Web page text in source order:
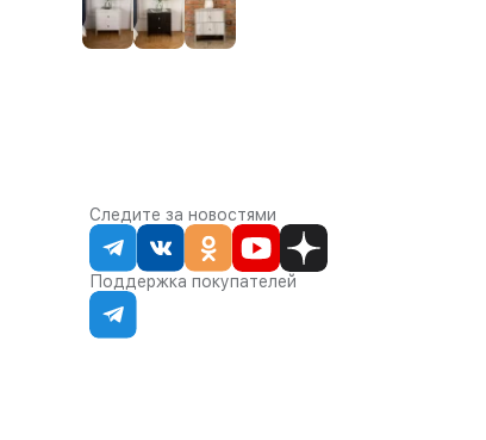
Следите за новостями
Поддержка покупателей